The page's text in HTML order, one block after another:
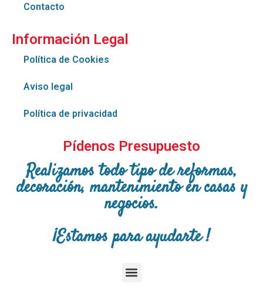
Contacto
Información Legal
Política de Cookies
Aviso legal
Política de privacidad
Pídenos Presupuesto
Realizamos todo tipo de reformas,
decoración, mantenimiento en casas y
negocios.
¡Estamos para ayudarte !